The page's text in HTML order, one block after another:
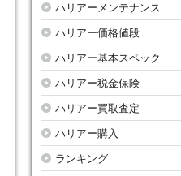
ハリアーメンテナンス
ハリアー価格値段
ハリアー基本スペック
ハリアー税金保険
ハリアー買取査定
ハリアー購入
ランキング